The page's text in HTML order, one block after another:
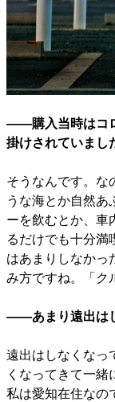
――購入当時はコ
掛けされていまし
そうなんです。な
うな海とか自然あ
ーを飲むとか、車
るだけでも十分満
はあまりしなかっ
み方ですね。「ク
――あまり遠出は
遠出はしなくなっ
くなってきて一緒
私は愛知在住なの